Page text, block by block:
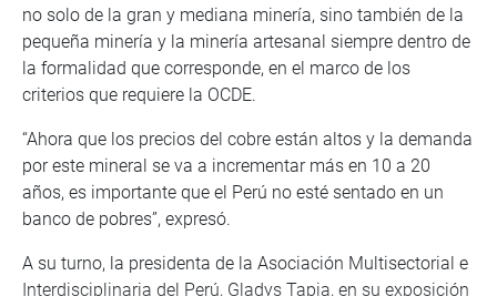
no solo de la gran y mediana minería, sino también de la
pequeña minería y la minería artesanal siempre dentro de
la formalidad que corresponde, en el marco de los
criterios que requiere la OCDE.
“Ahora que los precios del cobre están altos y la demanda
por este mineral se va a incrementar más en 10 a 20
años, es importante que el Perú no esté sentado en un
banco de pobres”, expresó.
A su turno, la presidenta de la Asociación Multisectorial e
Interdisciplinaria del Perú, Gladys Tapia, en su exposición